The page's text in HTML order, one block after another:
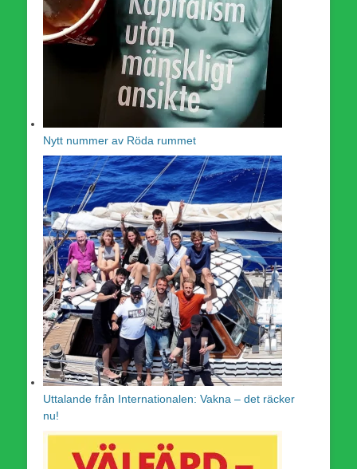
Nytt nummer av Röda rummet
Uttalande från Internationalen: Vakna – det räcker
nu!